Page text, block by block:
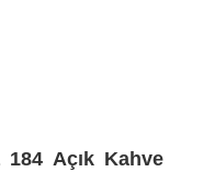
Açık Kahve